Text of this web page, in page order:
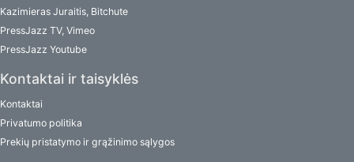
Kazimieras Juraitis, Bitchute
PressJazz TV, Vimeo
PressJazz Youtube
Kontaktai ir taisyklės
Kontaktai
Privatumo politika
Prekių pristatymo ir grąžinimo sąlygos